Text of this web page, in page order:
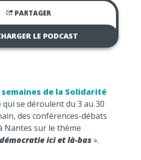
PARTAGER
LE PODCAST
semaines de la Solidarité
qui se déroulent du 3 au 30
des conférences-débats
Nantes sur le thème
ici et là-bas».